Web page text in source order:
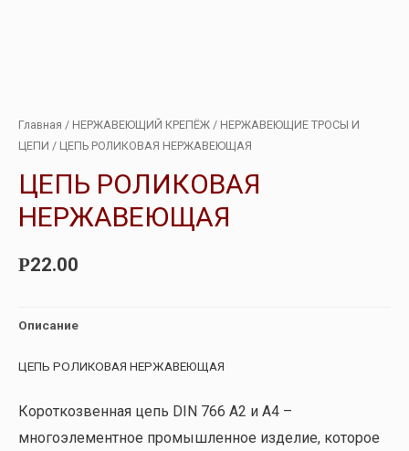
Главная / НЕРЖАВЕЮЩИЙ КРЕПЁЖ / НЕРЖАВЕЮЩИЕ ТРОСЫ И
ЦЕПИ / ЦЕПЬ РОЛИКОВАЯ НЕРЖАВЕЮЩАЯ
ЦЕПЬ РОЛИКОВАЯ
НЕРЖАВЕЮЩАЯ
Р22.00
Описание
ЦЕПЬ РОЛИКОВАЯ НЕРЖАВЕЮЩАЯ
Короткозвенная цепь DIN 766 А2 и А4 –
многоэлементное промышленное изделие, которое